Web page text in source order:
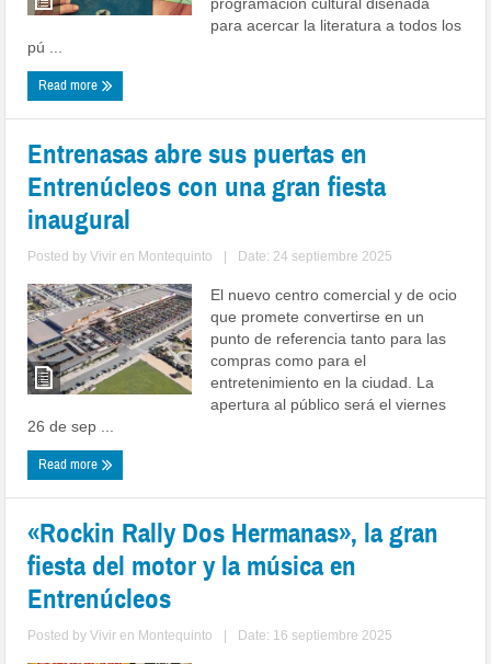
programación cultural diseñada
para acercar la literatura a todos los
pú ...
Read more
Entrenasas abre sus puertas en
Entrenúcleos con una gran fiesta
inaugural
Posted byVivir en Montequinto Date: 24 septiembre 2025
El nuevo centro comercial y de ocio
que promete convertirse en un
punto de referencia tanto para las
compras como para el
entretenimiento en la ciudad. La
apertura al público será el viernes
26 de sep ...
Read more
«Rockin Rally Dos Hermanas», la gran
fiesta del motor y la música en
Entrenúcleos
Posted byVivir en Montequinto Date: 16 septiembre 2025